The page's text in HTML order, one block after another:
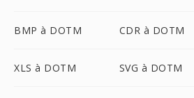
BMP à DOTM CDR à DOTM
XLS à DOTM SVG à DOTM